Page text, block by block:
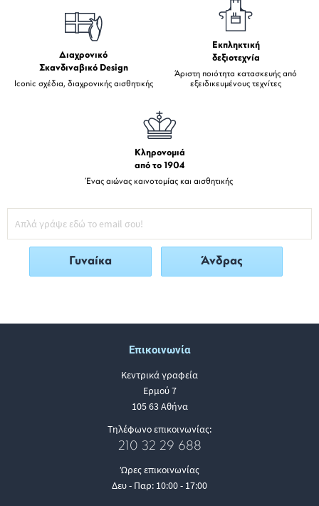
Διαχρονικό
Σκανδιναβικό Design
Iconic σχέδια, διαχρονικής αισθητικής
Εκπληκτική
δεξιοτεχνία
Άριστη ποιότητα κατασκευής από
εξειδικευμένους τεχνίτες
Κληρονομιά
από το 1904
Ένας αιώνας καινοτομίας και αισθητικής
Γυναίκα Άνδρας
Επικοινωνία
Κεντρικά γραφεία
Ερμού 7
105 63 Αθήνα
Τηλέφωνο επικοινωνίας:
210 32 29 688
Ώρες επικοινωνίας
Δευ - Παρ: 10:00 - 17:00